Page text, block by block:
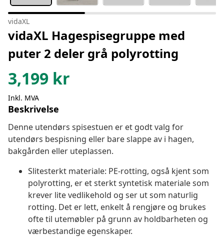
vidaXL
vidaXL Hagespisegruppe med
puter 2 deler grå polyrotting
3,199 kr
Inkl. MVA
Beskrivelse
Denne utendørs spisestuen er et godt valg for
utendørs bespisning eller bare slappe av i hagen,
bakgården eller uteplassen.
Slitesterkt materiale: PE-rotting, også kjent som
polyrotting, er et sterkt syntetisk materiale som
krever lite vedlikehold og ser ut som naturlig
rotting. Det er lett, enkelt å rengjøre og brukes
ofte til utemøbler på grunn av holdbarheten og
værbestandige egenskaper.